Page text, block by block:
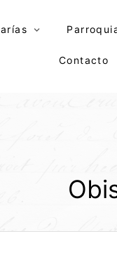
Contacto